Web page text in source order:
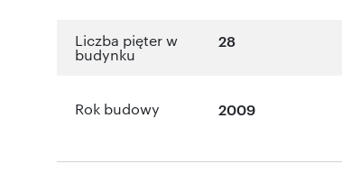
Liczba pięter w
budynku
28
Rok budowy 2009